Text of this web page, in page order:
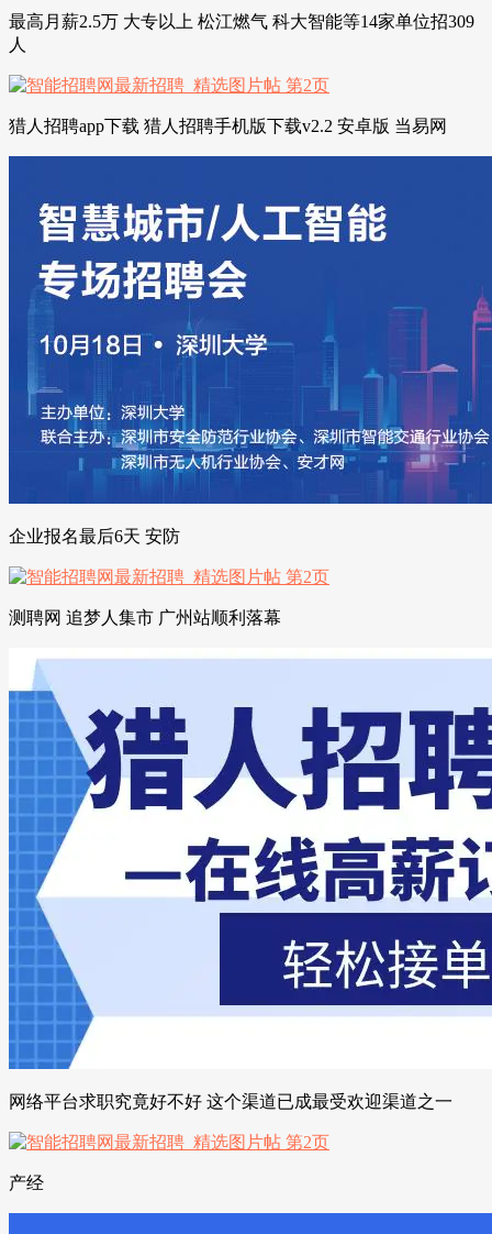
最高月薪2.5万 大专以上 松江燃气 科大智能等14家单位招309
人
猎人招聘app下载 猎人招聘手机版下载v2.2 安卓版 当易网
企业报名最后6天 安防
测聘网 追梦人集市 广州站顺利落幕
网络平台求职究竟好不好 这个渠道已成最受欢迎渠道之一
产经